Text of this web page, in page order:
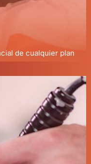
de cualquier plan
expertos
programa de
necesidades y